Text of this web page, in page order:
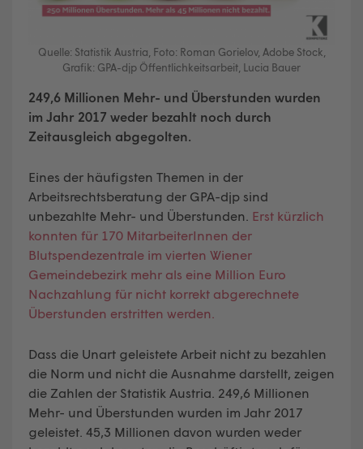
Quelle: Statistik Austria, Foto: Roman Gorielov, Adobe Stock,
Grafik: GPA-djp Öffentlichkeitsarbeit, Lucia Bauer
249,6 Millionen Mehr- und Überstunden wurden
im Jahr 2017 weder bezahlt noch durch
Zeitausgleich abgegolten.
Eines der häufigsten Themen in der
Arbeitsrechtsberatung der GPA-djp sind
unbezahlte Mehr- und Überstunden. Erst kürzlich
konnten für 170 MitarbeiterInnen der
Blutspendezentrale im vierten Wiener
Gemeindebezirk mehr als eine Million Euro
Nachzahlung für nicht korrekt abgerechnete
Überstunden erstritten werden.
Dass die Unart geleistete Arbeit nicht zu bezahlen
die Norm und nicht die Ausnahme darstellt, zeigen
die Zahlen der Statistik Austria. 249,6 Millionen
Mehr- und Überstunden wurden im Jahr 2017
geleistet. 45,3 Millionen davon wurden weder